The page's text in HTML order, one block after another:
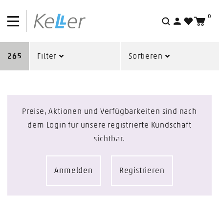
Suche
0
265 Filter Sortieren
Preise, Aktionen und Verfügbarkeiten sind nach
dem Login für unsere registrierte Kundschaft
sichtbar.
Anmelden Registrieren